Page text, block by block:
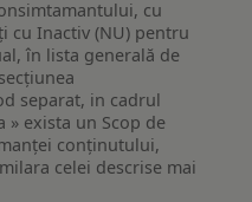
cu
cu Inactiv (NU) pentru
în lista generală de
separat, in cadrul
» exista un Scop de
conținutului,
celei descrise mai